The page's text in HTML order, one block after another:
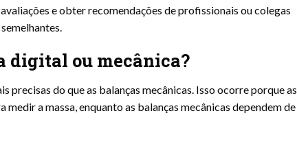
e obter recomendações de profissionais ou colegas
digital ou mecânica?
precisas do que as balanças mecânicas. Isso ocorre porque as
a massa, enquanto as balanças mecânicas dependem de